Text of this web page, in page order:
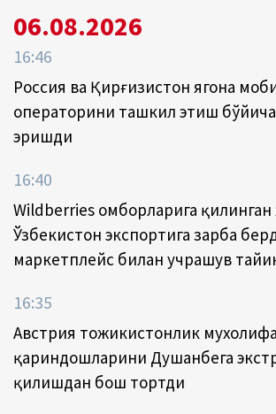
06.08.2026
16:46
Россия ва Қирғизистон ягона
операторини ташкил этиш
эришди
16:40
Wildberries омборларига
Ўзбекистон экспортига зарба
маркетплейс билан учрашув
16:35
Австрия тожикистонлик
қариндошларини Душанбега
қилишдан бош тортди